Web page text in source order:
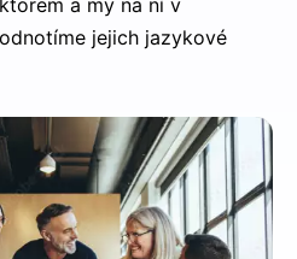
jejich jazykové